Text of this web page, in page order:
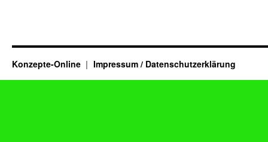
Konzepte-Online Impressum / Datenschutzerklärung